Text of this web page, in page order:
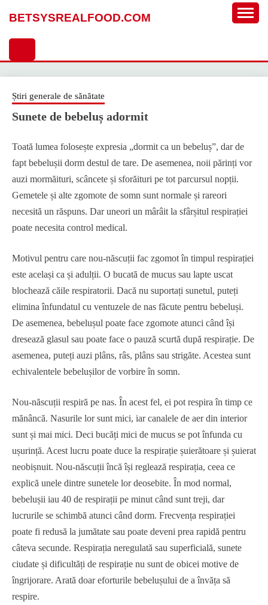
BETSYSREALFOOD.COM
Știri generale de sănătate
Sunete de bebeluș adormit
Toată lumea folosește expresia „dormit ca un bebeluș”, dar de
fapt bebelușii dorm destul de tare. De asemenea, noii părinți vor
auzi mormăituri, scâncete și sforăituri pe tot parcursul nopții.
Gemetele și alte zgomote de somn sunt normale și rareori
necesită un răspuns. Dar uneori un mârâit la sfârșitul respirației
poate necesita control medical.
Motivul pentru care nou-născuții fac zgomot în timpul respirației
este același ca și adulții. O bucată de mucus sau lapte uscat
blochează căile respiratorii. Dacă nu suportați sunetul, puteți
elimina înfundatul cu ventuzele de nas făcute pentru bebeluși.
De asemenea, bebelușul poate face zgomote atunci când își
dresează glasul sau poate face o pauză scurtă după respirație. De
asemenea, puteți auzi plâns, râs, plâns sau strigăte. Acestea sunt
echivalentele bebelușilor de vorbire în somn.
Nou-născuții respiră pe nas. În acest fel, ei pot respira în timp ce
mănâncă. Nasurile lor sunt mici, iar canalele de aer din interior
sunt și mai mici. Deci bucăți mici de mucus se pot înfunda cu
ușurință. Acest lucru poate duce la respirație șuierătoare și șuierat
neobișnuit. Nou-născuții încă își reglează respirația, ceea ce
explică unele dintre sunetele lor deosebite. În mod normal,
bebelușii iau 40 de respirații pe minut când sunt treji, dar
lucrurile se schimbă atunci când dorm. Frecvența respirației
poate fi redusă la jumătate sau poate deveni prea rapidă pentru
câteva secunde. Respirația neregulată sau superficială, sunete
ciudate și dificultăți de respirație nu sunt de obicei motive de
îngrijorare. Arată doar eforturile bebelușului de a învăța să
respire.